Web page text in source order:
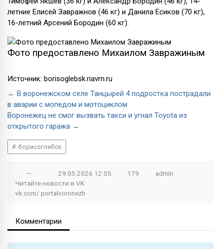
летние Елисей Завражнов (46 кг) и Данила Есиков (70 кг),
16-летний Арсений Бородин (60 кг).
Фото предоставлено Михаилом Завражиным
Источник: borisoglebsk.riavrn.ru
← В воронежском селе Танцырей 4 подростка пострадали
в аварии с мопедом и мотоциклом
Воронежец не смог вызвать такси и угнал Toyota из
открытого гаража →
борисоглебск
— 29.05.2026 12:05 179
admin
Читайте новости в VK
vk.com/ portalvoronezh
Комментарии